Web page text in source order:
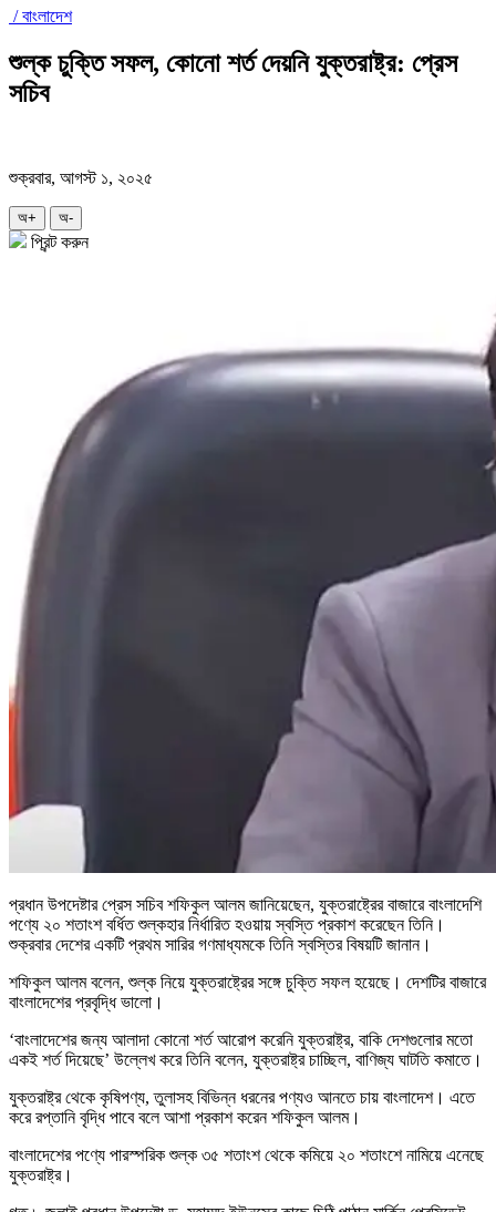
/বাংলাদেশ
শুল্ক চুক্তি সফল, কোনো শর্ত দেয়নি যুক্তরাষ্ট্র: প্রেস
সচিব
শুক্রবার, আগস্ট ১, ২০২৫
অ+ অ-
প্রিন্ট করুন
প্রধান উপদেষ্টার প্রেস সচিব শফিকুল আলম জানিয়েছেন, যুক্তরাষ্ট্রের বাজারে বাংলাদেশি
পণ্যে ২০ শতাংশ বর্ধিত শুল্কহার নির্ধারিত হওয়ায় স্বস্তি প্রকাশ করেছেন তিনি।
শুক্রবার দেশের একটি প্রথম সারির গণমাধ্যমকে তিনি স্বস্তির বিষয়টি জানান।
শফিকুল আলম বলেন, শুল্ক নিয়ে যুক্তরাষ্ট্রের সঙ্গে চুক্তি সফল হয়েছে। দেশটির বাজারে
বাংলাদেশের প্রবৃদ্ধি ভালো।
‘বাংলাদেশের জন্য আলাদা কোনো শর্ত আরোপ করেনি যুক্তরাষ্ট্র, বাকি দেশগুলোর মতো
একই শর্ত দিয়েছে’ উল্লেখ করে তিনি বলেন, যুক্তরাষ্ট্র চাচ্ছিল, বাণিজ্য ঘাটতি কমাতে।
যুক্তরাষ্ট্র থেকে কৃষিপণ্য, তুলাসহ বিভিন্ন ধরনের পণ্যও আনতে চায় বাংলাদেশ। এতে
করে রপ্তানি বৃদ্ধি পাবে বলে আশা প্রকাশ করেন শফিকুল আলম।
বাংলাদেশের পণ্যে পারস্পরিক শুল্ক ৩৫ শতাংশ থেকে কমিয়ে ২০ শতাংশে নামিয়ে এনেছে
যুক্তরাষ্ট্র।